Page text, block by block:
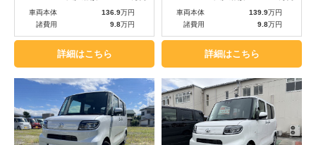
車両本体 136.9万円
諸費用
9.8万円
詳細はこちら
車両本体 139.9万円
諸費用
9.8万円
詳細はこちら